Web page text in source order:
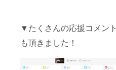
▼たくさんの応援コメント
も頂きました！